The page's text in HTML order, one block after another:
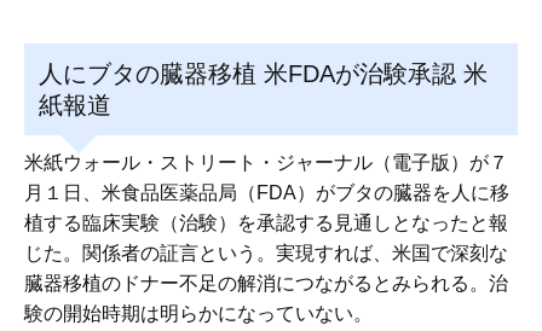
協同組合Masters／
国土交通省・経済産業省・農林水産省・厚生労働省 認可
Masters組合員ログイン
人にブタの臓器移植 米FDAが治験承認 米
紙報道
米紙ウォール・ストリート・ジャーナル（電子版）が７
月１日、米食品医薬品局（FDA）がブタの臓器を人に移
植する臨床実験（治験）を承認する見通しとなったと報
じた。関係者の証言という。実現すれば、米国で深刻な
臓器移植のドナー不足の解消につながるとみられる。治
験の開始時期は明らかになっていない。